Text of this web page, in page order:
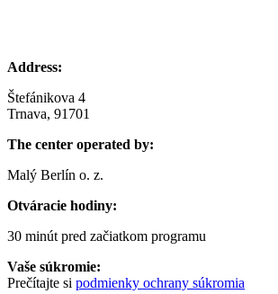
Address:
Štefánikova 4
Trnava, 91701
The center operated by:
Malý Berlín o. z.
Otváracie hodiny:
30 minút pred začiatkom programu
Vaše súkromie:
Prečítajte si podmienky ochrany súkromia